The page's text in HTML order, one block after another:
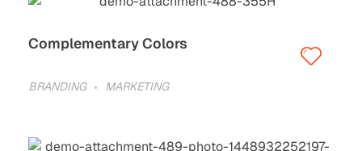
Complementary Colors
BRANDING MARKETING